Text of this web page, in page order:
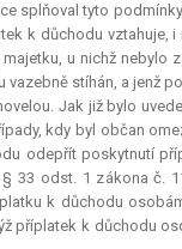
splňoval tyto
k důchodu vztahuje,
u nichž nebylo
stíhán, a jenž
Jak již bylo
kdy byl občan
odepřít poskytnutí
33 odst. 1 zákona č.
k důchodu
příplatek k důchodu